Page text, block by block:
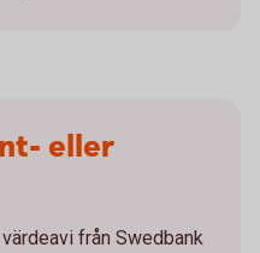
eller
från Swedbank